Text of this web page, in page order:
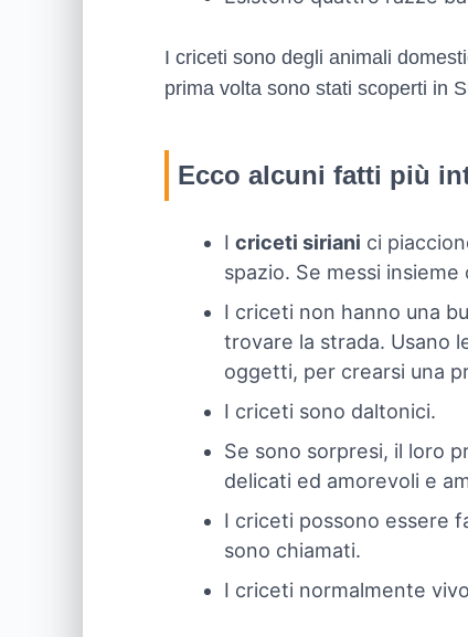
I criceti sono degli animali
prima volta sono stati scoperti in
Ecco alcuni fatti più
Icriceti siriani ci
spazio. Se messi
I criceti non hanno una
trovare la strada. Usano
oggetti, per crearsi una
I criceti sono daltonici.
Se sono sorpresi, il loro
delicati ed amorevoli e
I criceti possono essere
sono chiamati.
I criceti normalmente